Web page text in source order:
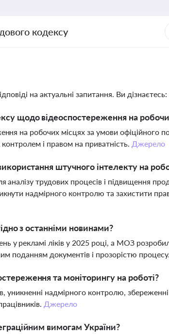
кодексу
на актуальні запитання. Ви дізнаєтесь:
щодо відеоспостереження на
на робочих місцях за умови офіційного
і правом на приватність. Джерело
штучного інтелекту на
трудових процесів і підвищення
надмірного контролю та захистити
з останніми новинами?
у рекламі ліків у 2025 році, а МОЗ
поданням документів і прозорістю процесу.
та моніторингу на роботі?
уникненні надмірного контролю,
Джерело
вимогам України?